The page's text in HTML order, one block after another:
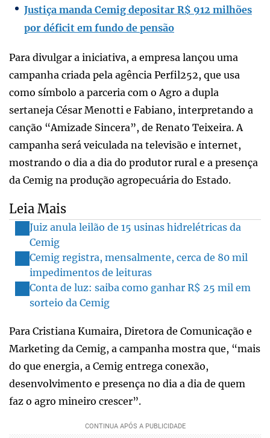
Justiça manda Cemig depositar R$ 912 milhões
por déficit em fundo de pensão
Para divulgar a iniciativa, a empresa lançou uma
campanha criada pela agência Perfil252, que usa
como símbolo a parceria com o Agro a dupla
sertaneja César Menotti e Fabiano, interpretando a
canção “Amizade Sincera”, de Renato Teixeira. A
campanha será veiculada na televisão e internet,
mostrando o dia a dia do produtor rural e a presença
da Cemig na produção agropecuária do Estado.
Leia Mais
Juiz anula leilão de 15 usinas hidrelétricas da
Cemig
Cemig registra, mensalmente, cerca de 80 mil
impedimentos de leituras
Conta de luz: saiba como ganhar R$ 25 mil em
sorteio da Cemig
Para Cristiana Kumaira, Diretora de Comunicação e
Marketing da Cemig, a campanha mostra que, “mais
do que energia, a Cemig entrega conexão,
desenvolvimento e presença no dia a dia de quem
faz o agro mineiro crescer”.